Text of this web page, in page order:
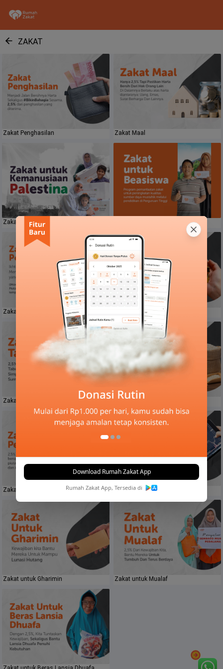
Download Rumah Zakat App
Rumah Zakat App, Tersedia di
ZAKAT
Zakat Penghasilan Zakat Maal
Zakat untuk kemanusiaan Palestina
Zakat Perdagangan Zakat Emas
Zakat Tabungan Zakat Pertanian
Zakat Perusahaan Zakat Saham
Zakat untuk Gharimin Zakat untuk Mualaf